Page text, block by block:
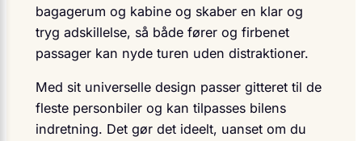
bagagerum og kabine og skaber en klar og
tryg adskillelse, så både fører og firbenet
passager kan nyde turen uden distraktioner.
Med sit universelle design passer gitteret til de
fleste personbiler og kan tilpasses bilens
indretning. Det gør det ideelt, uanset om du